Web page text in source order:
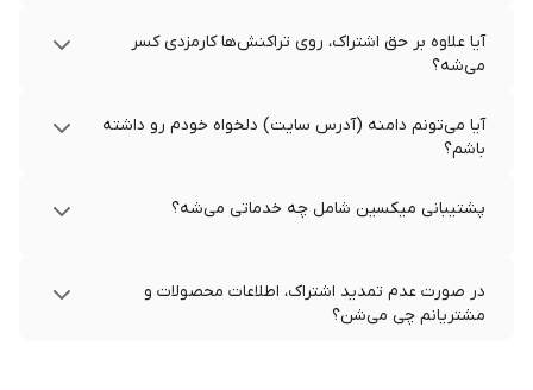
آیا علاوه بر حق اشتراک، روی تراکنش‌ها کارمزدی کسر
می‌شه؟
آیا می‌تونم دامنه (آدرس سایت) دلخواه خودم رو داشته
باشم؟
پشتیبانی میکسین شامل چه خدماتی می‌شه؟
در صورت عدم تمدید اشتراک، اطلاعات محصولات و
مشتریانم چی می‌شن؟